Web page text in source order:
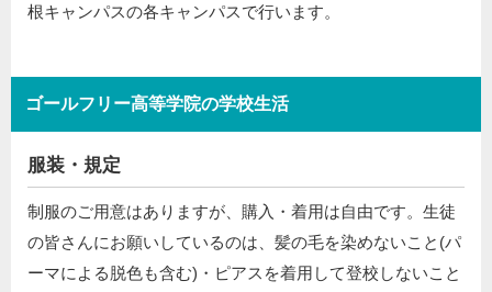
根キャンパスの各キャンパスで行います。
ゴールフリー高等学院の学校生活
服装・規定
制服のご用意はありますが、購入・着用は自由です。生徒
の皆さんにお願いしているのは、髪の毛を染めないこと(パ
ーマによる脱色も含む)・ピアスを着用して登校しないこと